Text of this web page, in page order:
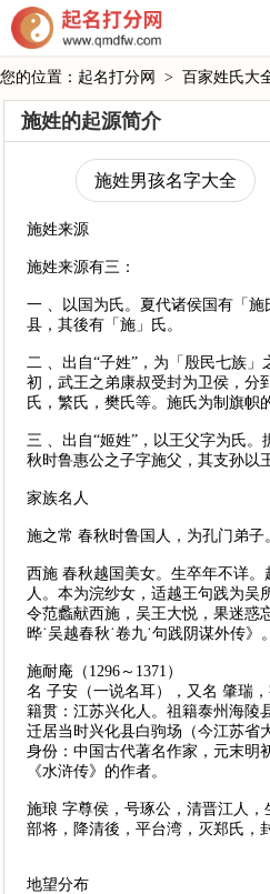
您的位置： 起名打分网 > 百家姓氏大
施姓的起源简介
施姓男孩名字大全
施姓来源
施姓来源有三：
一 、以国为氏。夏代诸侯国有「
县，其後有「施」氏。
二 、出自“子姓”，为「殷民七族」
初，武王之弟康叔受封为卫侯，分
氏，繁氏，樊氏等。施氏为制旗帜
三 、出自“姬姓”，以王父字为氏
秋时鲁惠公之子字施父，其支孙以
家族名人
施之常 春秋时鲁国人，为孔门弟子
西施 春秋越国美女。生卒年不详。
人。本为浣纱女，适越王句践为吴
令范蠡献西施，吴王大悦，果迷惑
晔˙吴越春秋˙卷九˙句践阴谋外传》
施耐庵（1296～1371）
名 子安（一说名耳），又名 肇瑞，
籍贯：江苏兴化人。祖籍泰州海陵
迁居当时兴化县白驹场（今江苏省
身份：中国古代著名作家，元末明
《水浒传》的作者。
施琅 字尊侯，号琢公，清晋江人
部将，降清後，平台湾，灭郑氏，
地望分布